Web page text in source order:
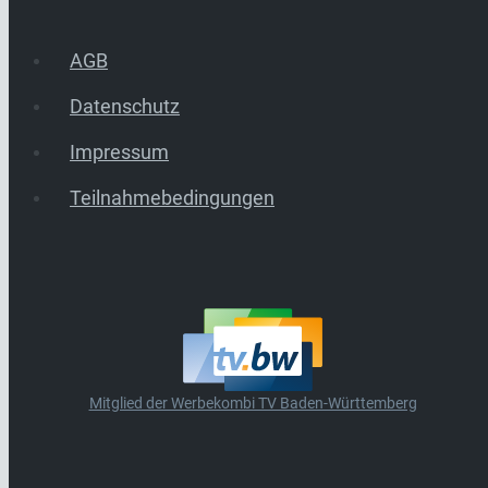
AGB
Datenschutz
Impressum
Teilnahmebedingungen
Mitglied der Werbekombi TV Baden-Württemberg